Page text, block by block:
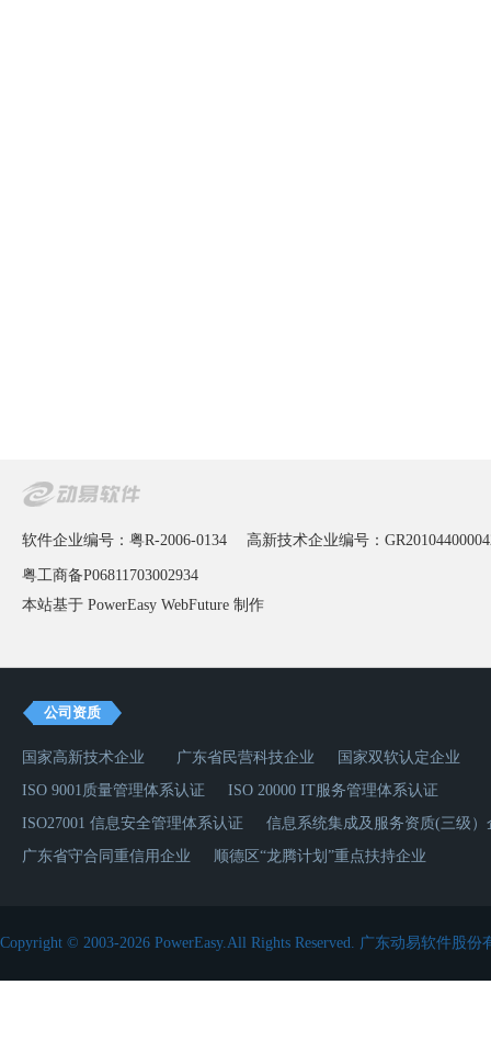
软件企业编号：粤R-2006-0134 高新技术企业编号：
粤工商备P06811703002934
本站基于 PowerEasy WebFuture 制作
公司资质
国家高新技术企业 广东省民营科技企业
国家双软认定企业
ISO 9001质量管理体系认证
ISO 20000 IT服务管理体系认证
ISO27001 信息安全管理体系认证
信息系统集成及服务资质(三级）
广东省守合同重信用企业
顺德区“龙腾计划”重点扶持企业
Copyright © 2003-2026 PowerEasy.All Rights Reserved. 广东动易软件股份